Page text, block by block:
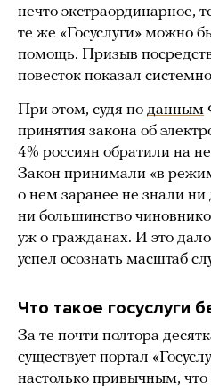
нечто экстраординарное,
те же «Госуслуги» можно
помощь. Призыв
повесток показал
При этом, судя по данным
принятия закона об
4% россиян обратили на
Закон принимали «в
о нем заранее не знали ни
ни большинство
уж о гражданах. И это
успел осознать масштаб
Что такое госуслуги
За те почти полтора
существует портал
настолько привычным,